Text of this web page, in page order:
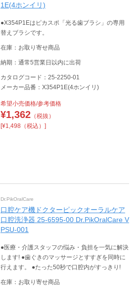
1E(4ホンイリ)
●X354P1Eはピカスポ「光る歯ブラシ」の専用
替えブラシです。
在庫：お取り寄せ商品
納期：通常5営業日以内に出荷
カタログコード：25-2250-01
メーカー品番：X354P1E(4ホンイリ)
希望小売価格/参考価格
¥1,362（税抜）
[¥1,498（税込）]
Dr.PikOralCare
口腔ケア機ドクターピックオーラルケア
口腔洗浄器 25-6595-00 Dr.PikOralCare V
PSU-001
●医療・介護スタッフの悩み・負担を⼀気に解決
します! ●⻭ぐきのマッサージとすすぎを同時に
⾏えます。 ●たった50秒で⼝腔内がすっきり!
在庫：お取り寄せ商品